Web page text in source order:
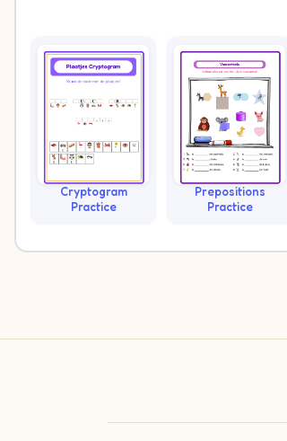
Cryptogram
Practice
Prepositions
Practice